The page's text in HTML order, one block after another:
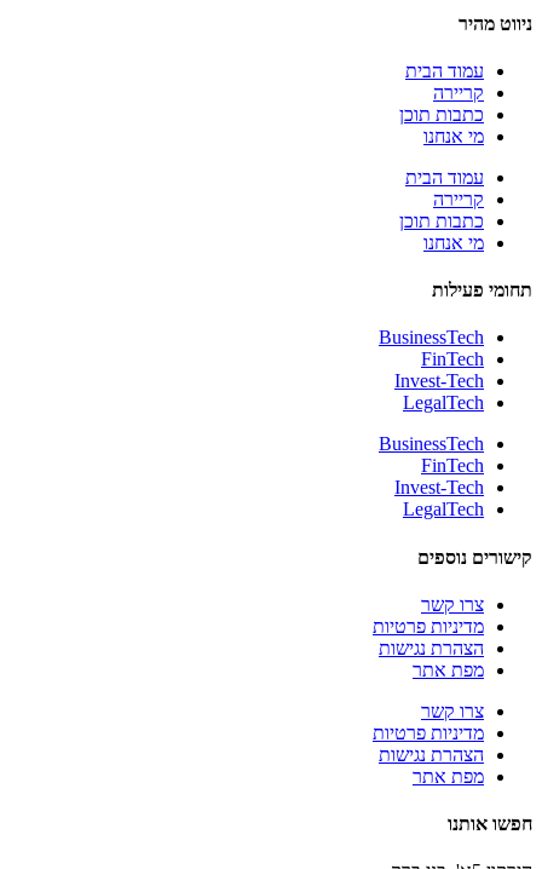
ניווט מהיר
עמוד הבית
קריירה
כתבות תוכן
מי אנחנו
עמוד הבית
קריירה
כתבות תוכן
מי אנחנו
תחומי פעילות
BusinessTech
FinTech
Invest-Tech
LegalTech
BusinessTech
FinTech
Invest-Tech
LegalTech
קישורים נוספים
צרו קשר
מדיניות פרטיות
הצהרת נגישות
מפת אתר
צרו קשר
מדיניות פרטיות
הצהרת נגישות
מפת אתר
חפשו אותנו